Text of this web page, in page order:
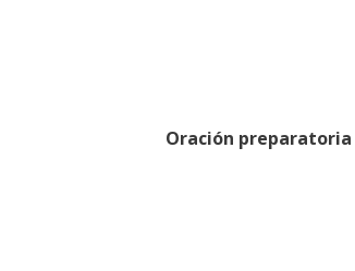
Oración preparatoria